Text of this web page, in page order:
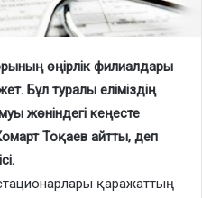
өңірлік филиалдары
Бұл туралы еліміздің
жөніндегі кеңесте
Тоқаев айтты, деп
қаражаттың